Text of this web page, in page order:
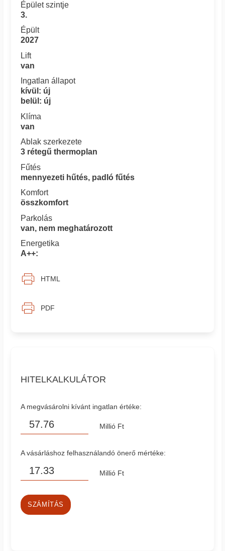
HITELKALKULÁTOR
A megvásárolni kívánt ingatlan értéke:
Millió Ft
A vásárláshoz felhasználandó önerő mértéke:
Millió Ft
SZÁMÍTÁS
Épület szintje
3.
Épült
2027
Lift
van
Ingatlan állapot
kívül: új
belül: új
Klíma
van
Ablak szerkezete
3 rétegű thermoplan
Fűtés
mennyezeti hűtés, padló fűtés
Komfort
összkomfort
Parkolás
van, nem meghatározott
Energetika
A++:
HTML
PDF